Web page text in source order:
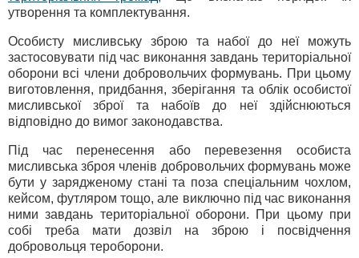
утворення та комплектування.
Особисту мисливську зброю та набої до неї можуть
застосовувати під час виконання завдань територіальної
оборони всі члени добровольчих формувань. При цьому
виготовлення, придбання, зберігання та облік особистої
мисливської зброї та набоїв до неї здійснюються
відповідно до вимог законодавства.
Під час перенесення або перевезення особиста
мисливська зброя членів добровольчих формувань може
бути у зарядженому стані та поза спеціальним чохлом,
кейсом, футляром тощо, але виключно під час виконання
ними завдань територіальної оборони. При цьому при
собі треба мати дозвіл на зброю і посвідчення
добровольця тероборони.